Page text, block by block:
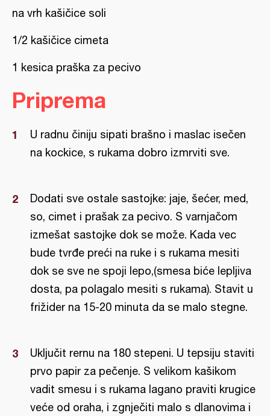
na vrh kašičice soli
1/2 kašičice cimeta
1 kesica praška za pecivo
Priprema
U radnu činiju sipati brašno i maslac isečen
na kockice, s rukama dobro izmrviti sve.
Dodati sve ostale sastojke: jaje, šećer, med,
so, cimet i prašak za pecivo. S varnjačom
izmešat sastojke dok se može. Kada vec
bude tvrđe preći na ruke i s rukama mesiti
dok se sve ne spoji lepo,(smesa biće lepljiva
dosta, pa polagalo mesiti s rukama). Stavit u
frižider na 15-20 minuta da se malo stegne.
Uključit rernu na 180 stepeni. U tepsiju staviti
prvo papir za pečenje. S velikom kašikom
vadit smesu i s rukama lagano praviti krugice
veće od oraha, i zgnječiti malo s dlanovima i